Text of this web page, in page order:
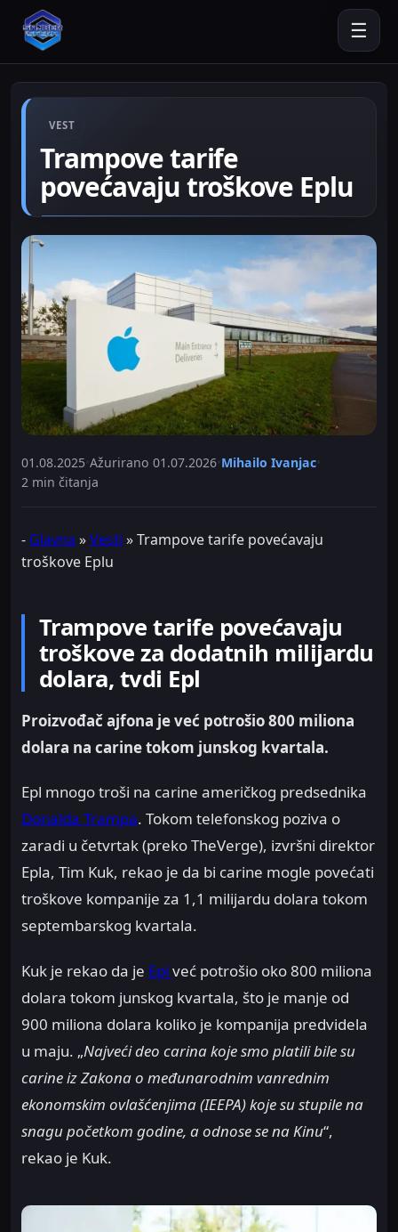
☰
VEST
Trampove tarife
povećavaju troškove Eplu
01.08.2025 Ažurirano 01.07.2026 Mihailo Ivanjac
2 min čitanja
- Glavna »Vesti »Trampove tarife povećavaju
troškove Eplu
Trampove tarife povećavaju
troškove za dodatnih milijardu
dolara, tvdi Epl
Proizvođač ajfona je već potrošio 800 miliona
dolara na carine tokom junskog kvartala.
Epl mnogo troši na carine američkog predsednika
Donalda Trampa. Tokom telefonskog poziva o
zaradi u četvrtak (preko TheVerge), izvršni direktor
Epla, Tim Kuk, rekao je da bi carine mogle povećati
troškove kompanije za 1,1 milijardu dolara tokom
septembarskog kvartala.
Kuk je rekao da je Epl već potrošio oko 800 miliona
dolara tokom junskog kvartala, što je manje od
900 miliona dolara koliko je kompanija predvidela
u maju. „Najveći deo carina koje smo platili bile su
carine iz Zakona o međunarodnim vanrednim
ekonomskim ovlašćenjima (IEEPA) koje su stupile na
snagu početkom godine, a odnose se na Kinu“,
rekao je Kuk.